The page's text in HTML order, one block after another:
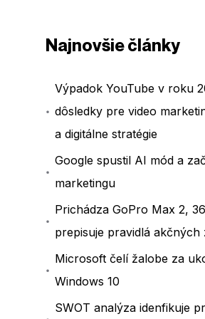
Najnovšie články
Výpadok YouTube v roku
dôsledky pre video
a digitálne stratégie
Google spustil AI mód a
marketingu
Prichádza GoPro Max 2,
prepisuje pravidlá akčných
Microsoft čelí žalobe za
Windows 10
SWOT analýza idenfikuje